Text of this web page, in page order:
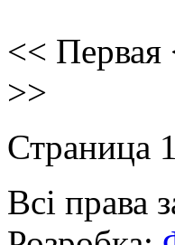
<< Первая
>>
Страница
Всі права